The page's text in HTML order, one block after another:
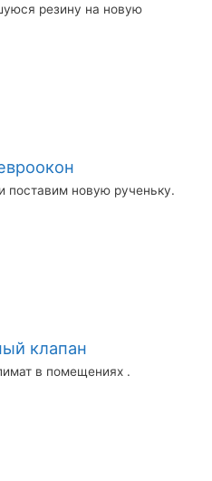
резину на новую
новую рученьку.
клапан
в помещениях .